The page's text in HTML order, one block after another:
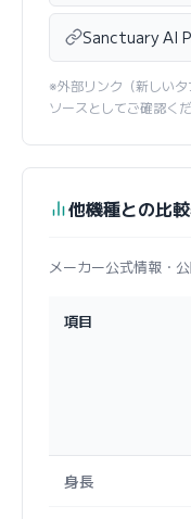
Sanctuary AI
※外部リンク（新しい
ソースとしてご確認くだ
他機種との比
メーカー公式情報・
項目
身長